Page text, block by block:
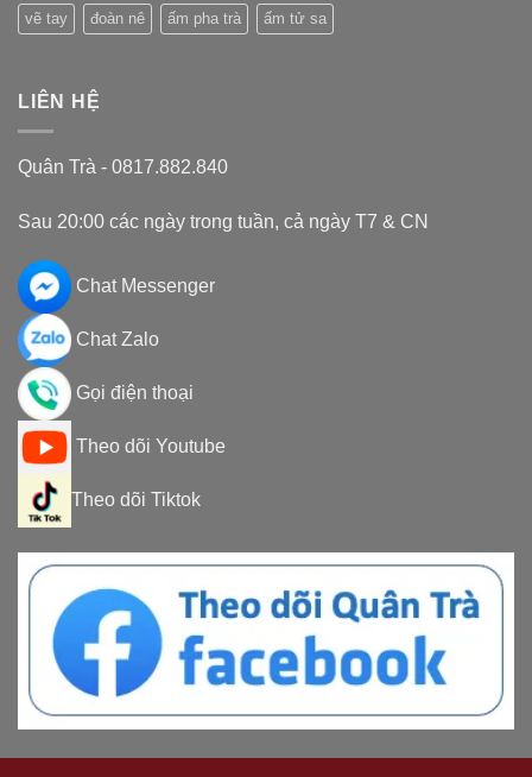
vẽ tay đoàn nê ấm pha trà ấm tử sa
LIÊN HỆ
Quân Trà - 0817.882.840
Sau 20:00 các ngày trong tuần, cả ngày T7 & CN
Chat Messenger
Chat Zalo
Gọi điện thoại
Theo dõi Youtube
Theo dõi Tiktok